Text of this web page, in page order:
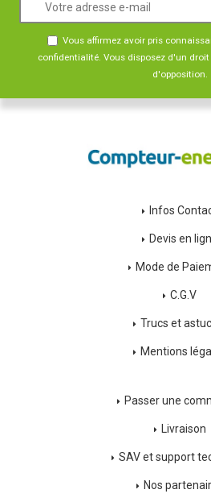
Vous affirmez avoir pris
confidentialité. Vous disposez d'un
d'opposition.
Infos
Devis en
Mode de
C.G.V
Trucs et
Mentions
Passer une
Livraison
SAV et support
Nos